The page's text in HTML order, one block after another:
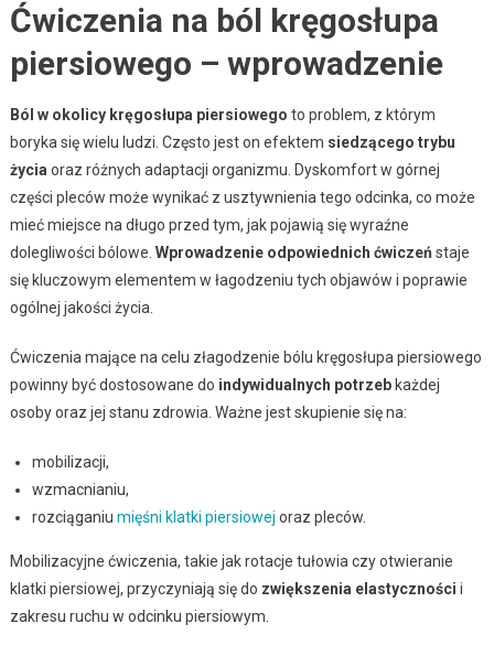
Ćwiczenia na ból kręgosłupa
piersiowego – wprowadzenie
Ból w okolicy kręgosłupa piersiowego to problem, z którym
boryka się wielu ludzi. Często jest on efektem siedzącego trybu
życiaoraz różnych adaptacji organizmu. Dyskomfort w górnej
części pleców może wynikać z usztywnienia tego odcinka, co może
mieć miejsce na długo przed tym, jak pojawią się wyraźne
dolegliwości bólowe. Wprowadzenie odpowiednich ćwiczeń staje
się kluczowym elementem w łagodzeniu tych objawów i poprawie
ogólnej jakości życia.
Ćwiczenia mające na celu złagodzenie bólu kręgosłupa piersiowego
powinny być dostosowane do indywidualnych potrzebkażdej
osoby oraz jej stanu zdrowia. Ważne jest skupienie się na:
mobilizacji,
wzmacnianiu,
rozciąganiu mięśni klatki piersiowej oraz pleców.
Mobilizacyjne ćwiczenia, takie jak rotacje tułowia czy otwieranie
klatki piersiowej, przyczyniają się do zwiększenia elastyczności i
zakresu ruchu w odcinku piersiowym.